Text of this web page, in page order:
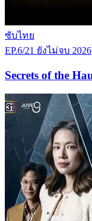
ซับไทย
EP.6/21 ยังไม่จบ 2026
Secrets of the